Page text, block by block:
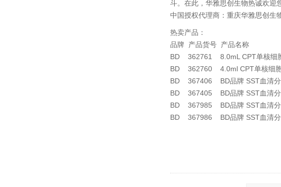
斗。在此，华雅思创生物热诚欢迎
中国授权代理商：重庆华雅思创生
热卖产品：
品牌 产品货号 产品名称
BD 362761 8.0mL CPT单核细
BD 362760 4.0ml CPT单核细
BD 367406 BD品牌 SST血清分
BD 367405 BD品牌 SST血清分
BD 367985 BD品牌 SST血清分
BD 367986 BD品牌 SST血清分